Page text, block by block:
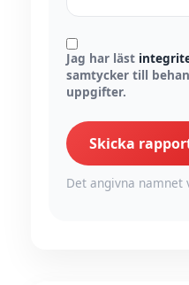
Jag har läst
samtycker till
uppgifter.
Skicka
Det angivna namnet